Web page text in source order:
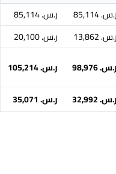
ر.س.‏ 85,114
ر.س.‏ 85,114
ر.س.‏ 13,862 ر.س.‏ 20,100
ر.س.‏ 98,976 ر.س.‏ 105,214
ر.س.‏ 32,992 ر.س.‏ 35,071